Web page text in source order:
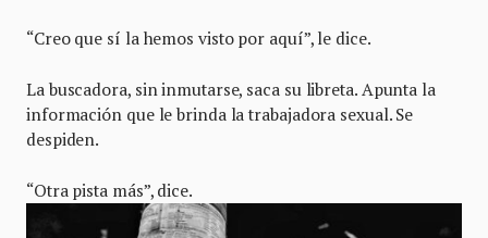
“Creo que sí la hemos visto por aquí”, le dice.
La buscadora, sin inmutarse, saca su libreta. Apunta la
información que le brinda la trabajadora sexual. Se
despiden.
“Otra pista más”, dice.